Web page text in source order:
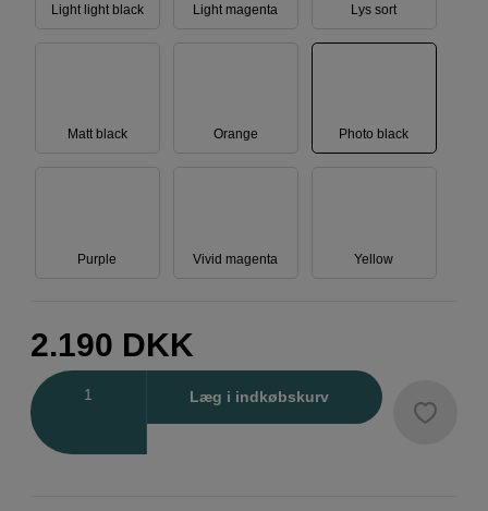
Light light black Light magenta Lys sort
Matt black Orange Photo black
Purple Vivid magenta Yellow
2.190 DKK
Læg i indkøbskurv